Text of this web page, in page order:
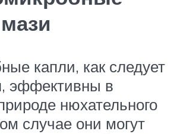
капли, как следует
эффективны в
нюхательного
случае они могут